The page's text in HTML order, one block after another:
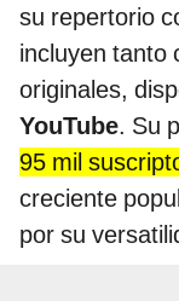
su repertorio
incluyen tanto
originales,
YouTube. Su
95 mil
creciente
por su